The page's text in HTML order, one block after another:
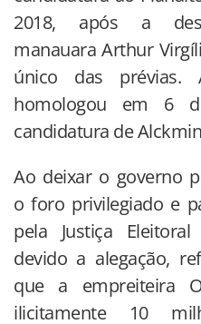
2018, após a
manauara Arthur
único das
homologou em 6
candidatura de
Ao deixar o governo
o foro privilegiado e
pela Justiça
devido a alegação,
que a empreiteira
ilicitamente 10